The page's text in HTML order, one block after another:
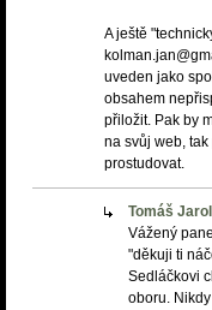
A ještě
uveden jako
obsahem
přiložit. Pak by
na svůj web,
prostudovat.
Tomáš
Vážený
"děkuji ti
Sedláčkovi
oboru.